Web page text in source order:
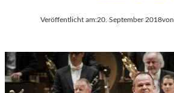
Veröffentlicht am:20. September 2018von